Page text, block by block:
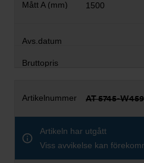
1500
AT 5745-
Artikeln har utgått
Viss avvikelse kan